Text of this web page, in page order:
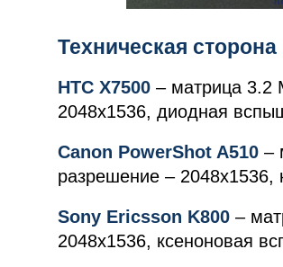
Техническая сторона
HTC X7500 – матрица 3.2
2048x1536, диодная
Canon PowerShot A510 –
разрешение – 2048x1536,
Sony Ericsson K800 –
2048x1536, ксеноновая